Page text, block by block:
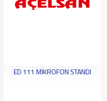
ED 111 MİKROFON STANDI